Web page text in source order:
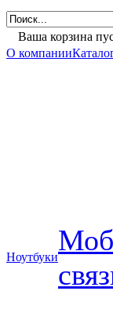
Ваша корзина
О компании
Ноутбуки